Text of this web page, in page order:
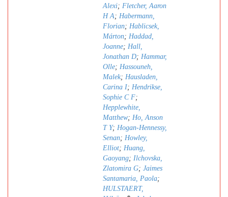
Alexi; Fletcher, Aaron
H A; Habermann,
Florian; Hablicsek,
Márton; Haddad,
Joanne; Hall,
Jonathan D; Hammar,
Olle; Hassouneh,
Malek; Hausladen,
Carina I; Hendrikse,
Sophie C F;
Hepplewhite,
Matthew; Ho, Anson
T Y; Hogan-Hennessy,
Senan; Howley,
Elliot; Huang,
Gaoyang; Ilchovska,
Zlatomira G; Jaimes
Santamaria, Paola;
HULSTAERT,